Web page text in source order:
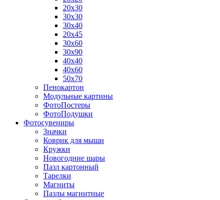
20х30
30х30
30х40
20х45
30х60
30х90
40х40
40х60
50х70
Пенокартон
Модульные картины
ФотоПостеры
ФотоПодушки
Фотоcувениры
Значки
Коврик для мыши
Кружки
Новогодние шары
Пазл картонный
Тарелки
Магниты
Пазлы магнитные